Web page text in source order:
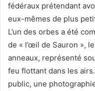
fédéraux prétendant
eux-mêmes de plus
L’un des orbes a été
de « l’œil de Sauron »,
anneaux, représenté
feu flottant dans les
public, une